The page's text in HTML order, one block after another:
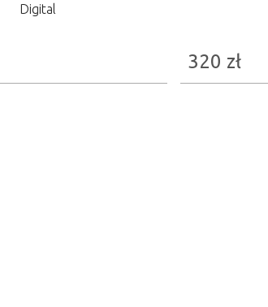
Digital
320 zł